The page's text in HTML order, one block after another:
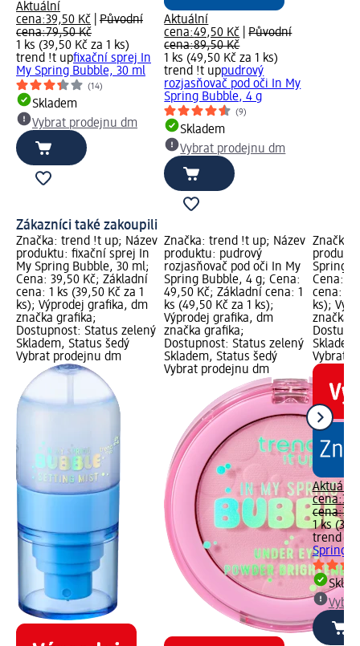
Aktuální
cena:39,50 Kč
Původní
cena:79,50 Kč
1 ks (39,50 Kč za 1 ks)
trend !t upfixační sprej In
My Spring Bubble, 30 ml
(14)
Skladem
Vybrat prodejnu dm
Aktuální
cena:49,50 Kč |Původní
cena:89,50 Kč
1 ks (49,50 Kč za 1 ks)
trend !t uppudrový
rozjasňovač pod oči In My
Spring Bubble, 4 g
(9)
Skladem
Vybrat prodejnu dm
Zákazníci také zakoupili
Značka: trend !t up; Název
produktu: fixační sprej In
My Spring Bubble, 30 ml;
Cena: 39,50 Kč; Základní
cena: 1 ks (39,50 Kč za 1
ks); Výprodej grafika, dm
značka grafika;
Dostupnost: Status zelený
Skladem, Status šedý
Vybrat prodejnu dm
Značka: trend !t up; Název
produktu: pudrový
rozjasňovač pod oči In My
Spring Bubble, 4 g; Cena:
49,50 Kč; Základní cena: 1
ks (49,50 Kč za 1 ks);
Výprodej grafika, dm
značka grafika;
Dostupnost: Status zelený
Skladem, Status šedý
Vybrat prodejnu dm
Značka:
Spring
Cena:
cena: 1
ks);
značka
Vybrat
Aktuální
cena:
cena:
1 ks
trend !t
Spring